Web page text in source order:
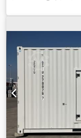
馬力), フォーク長:
, LPGフォーク
mm フォーク厚：50
良い フロントタイヤ
80 リアタイヤ タイ
状態の良い中古車。
間3ヶ月。 サイドシフ
Hbmpjx Ahyorf 第3バ
業灯、暖房、フルキャ